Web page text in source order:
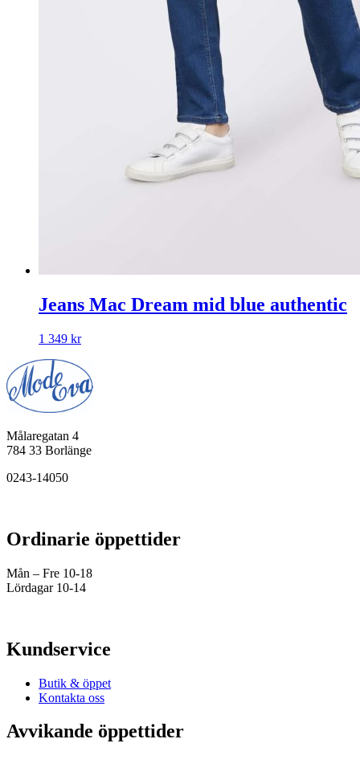
Jeans Mac Dream mid blue authentic
1 349 kr
Målaregatan 4
784 33 Borlänge
0243-14050
Ordinarie öppettider
Mån – Fre 10-18
Lördagar 10-14
Kundservice
Butik & öppet
Kontakta oss
Avvikande öppettider